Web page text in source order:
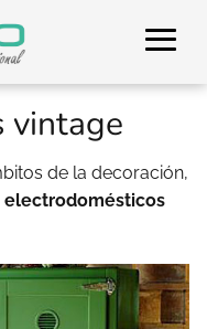
vintage
de la decoración,
electrodomésticos